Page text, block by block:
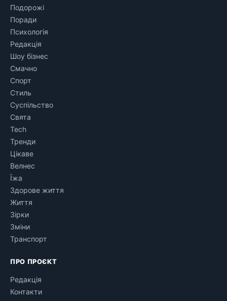
Подорожі
Поради
Психологія
Редакція
Шоу бізнес
Смачно
Спорт
Стиль
Суспільство
Свята
Tech
Тренди
Цікаве
Велнес
Їжа
Здорове життя
Життя
Зірки
Зміни
Транспорт
ПРО ПРОЄКТ
Редакція
Контакти